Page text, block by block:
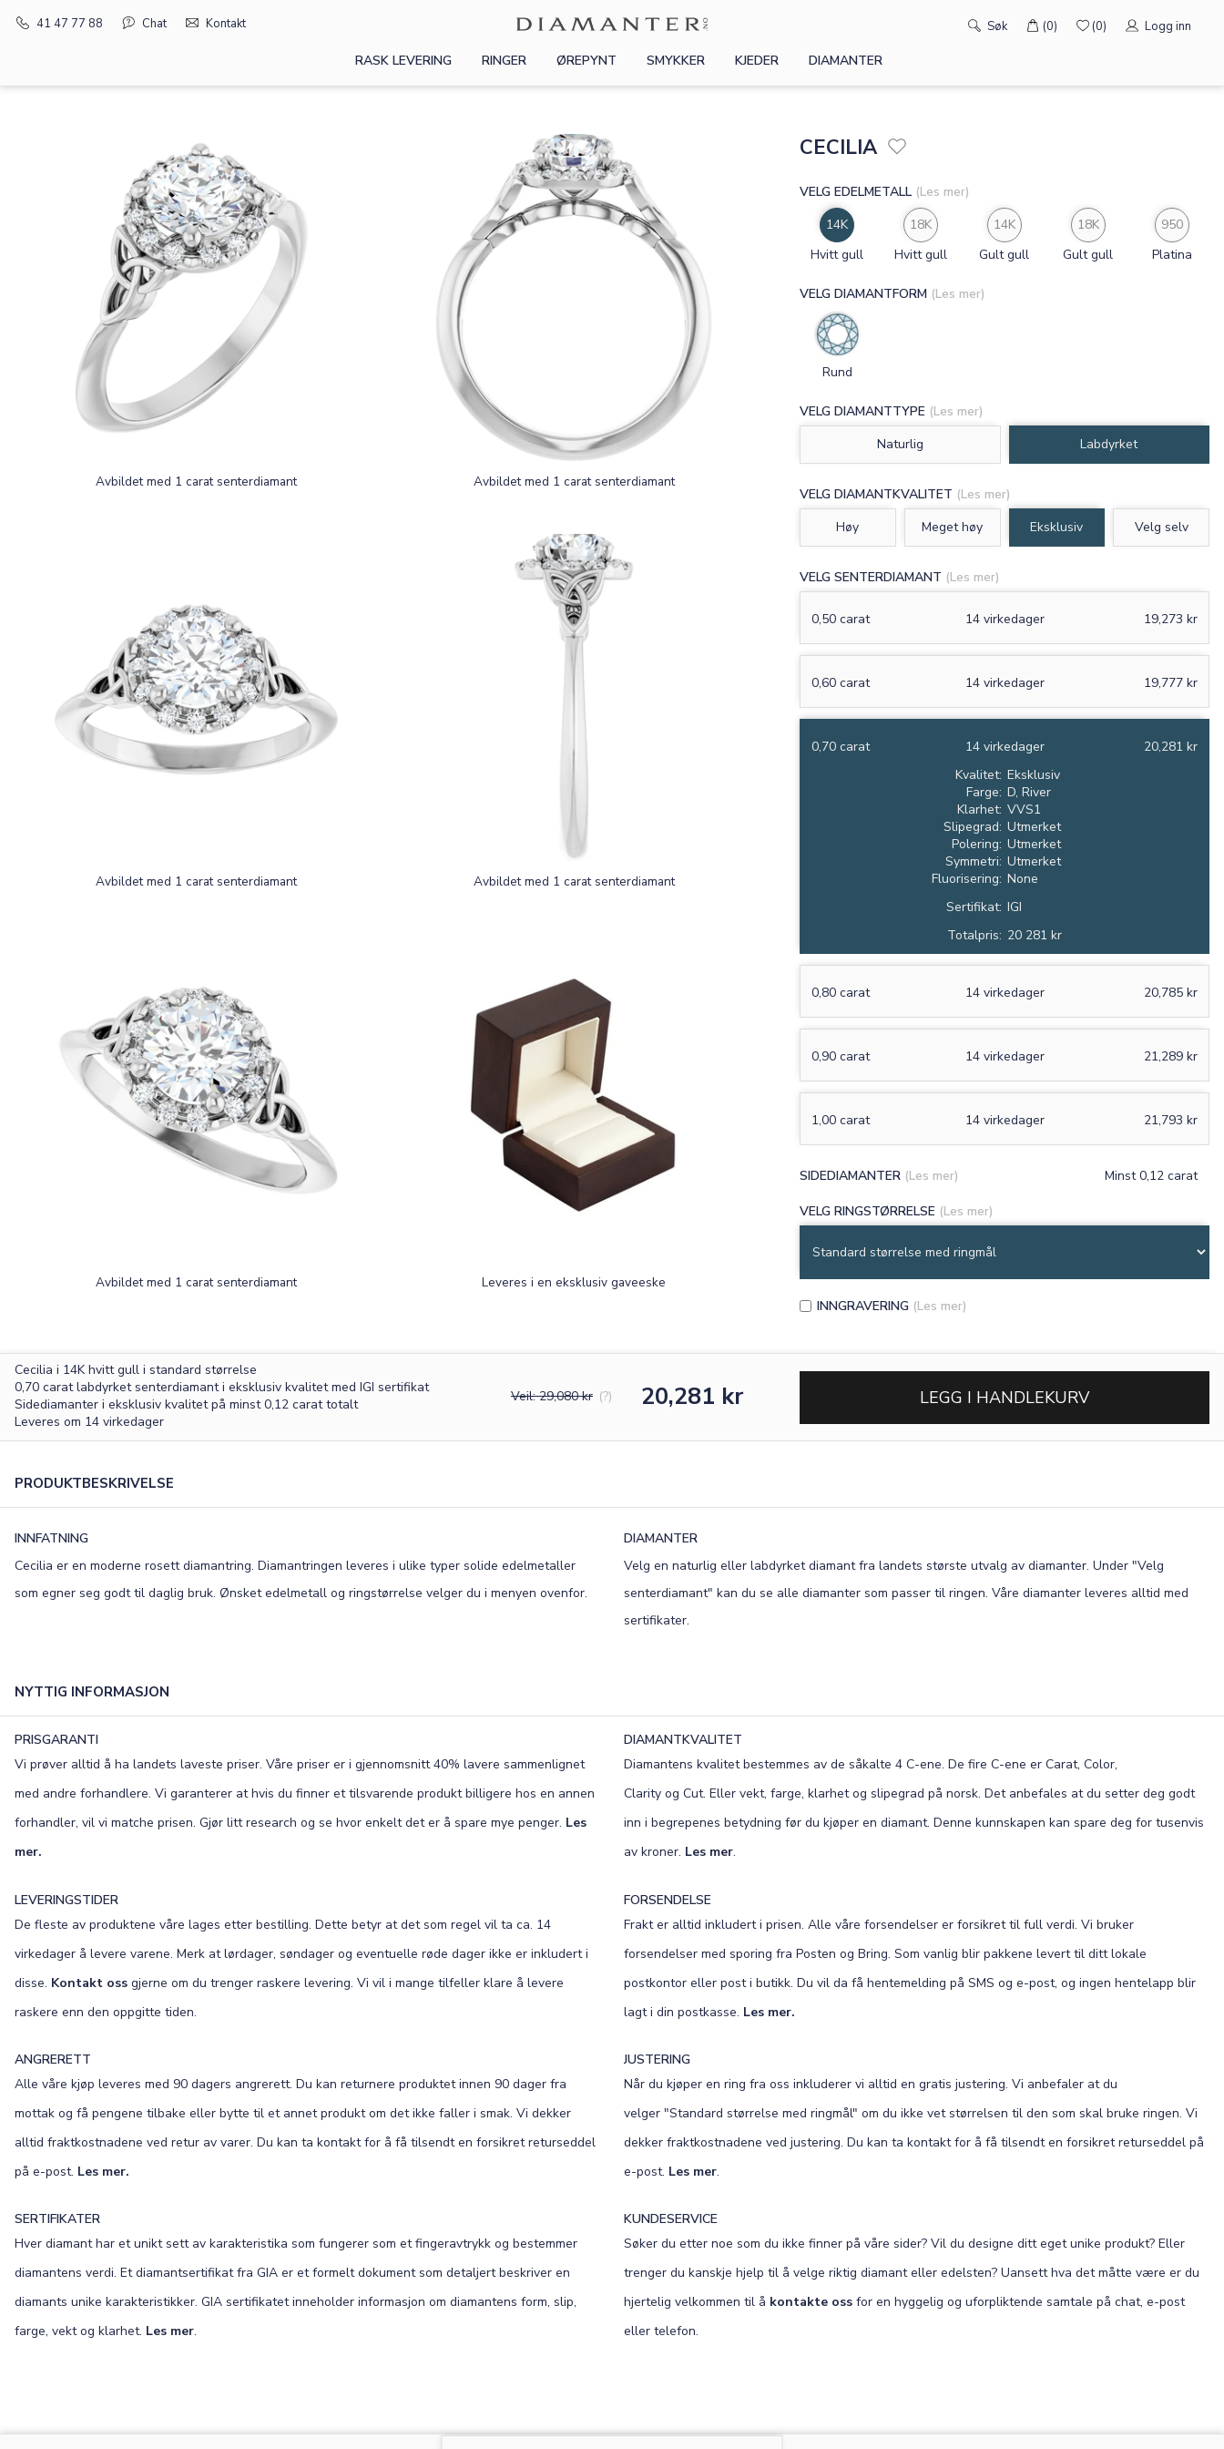
×
×
×
0/15
41 47 77 88 Chat Kontakt Søk (0) (0) Logg inn
RASK LEVERING RINGER ØREPYNT SMYKKER KJEDER DIAMANTER
Avbildet med 1 carat senterdiamant Avbildet med 1 carat senterdiamant
Avbildet med 1 carat senterdiamant Avbildet med 1 carat senterdiamant
Avbildet med 1 carat senterdiamant Leveres i en eksklusiv gaveeske
CECILIA
VELG DIAMANTTYPE (Les mer)
Naturlig
Labdyrket
VELG DIAMANTKVALITET (Les mer)
Høy
Meget høy Eksklusiv Velg selv
VELG SENTERDIAMANT (Les mer)
0,50 carat 19,273 kr
14 virkedager
0,60 carat 19,777 kr
14 virkedager
0,70 carat 20,281 kr
14 virkedager
Kvalitet: Eksklusiv
Farge: D, River
Klarhet: VVS1
Slipegrad: Utmerket
Polering: Utmerket
Symmetri: Utmerket
Fluorisering: None
Sertifikat: IGI
Totalpris: 20 281 kr
0,80 carat 20,785 kr
14 virkedager
0,90 carat 21,289 kr
14 virkedager
1,00 carat 21,793 kr
14 virkedager
VELG EDELMETALL (Les mer)
14K
Hvitt gull
18K
Hvitt gull
14K
Gult gull
18K
Gult gull
950
Platina
VELG DIAMANTFORM (Les mer)
Rund
SIDEDIAMANTER (Les mer) Minst 0,12 carat
VELG RINGSTØRRELSE (Les mer)
INNGRAVERING (Les mer)
Cecilia i 14K hvitt gull i standard størrelse
0,70 carat labdyrket senterdiamant i eksklusiv kvalitet med IGI sertifikat
Sidediamanter i eksklusiv kvalitet på minst 0,12 carat totalt
Leveres om 14 virkedager
Veil: 29,080 kr (?) 20,281 kr LEGG I HANDLEKURV
PRODUKTBESKRIVELSE
INNFATNING
Cecilia er en moderne rosett diamantring. Diamantringen leveres i ulike typer solide edelmetaller
som egner seg godt til daglig bruk. Ønsket edelmetall og ringstørrelse velger du i menyen ovenfor.
DIAMANTER
Velg en naturlig eller labdyrket diamant fra landets største utvalg av diamanter. Under "Velg
senterdiamant" kan du se alle diamanter som passer til ringen. Våre diamanter leveres alltid med
sertifikater.
NYTTIG INFORMASJON
PRISGARANTI
Vi prøver alltid å ha landets laveste priser. Våre priser er i gjennomsnitt 40% lavere sammenlignet
med andre forhandlere. Vi garanterer at hvis du finner et tilsvarende produkt billigere hos en annen
forhandler, vil vi matche prisen. Gjør litt research og se hvor enkelt det er å spare mye penger. Les
mer.
DIAMANTKVALITET
Diamantens kvalitet bestemmes av de såkalte 4 C-ene. De fire C-ene er Carat, Color,
Clarity og Cut. Eller vekt, farge, klarhet og slipegrad på norsk. Det anbefales at du setter deg godt
inn i begrepenes betydning før du kjøper en diamant. Denne kunnskapen kan spare deg for tusenvis
av kroner. Les mer.
LEVERINGSTIDER
De fleste av produktene våre lages etter bestilling. Dette betyr at det som regel vil ta ca. 14
virkedager å levere varene. Merk at lørdager, søndager og eventuelle røde dager ikke er inkludert i
disse. Kontakt oss gjerne om du trenger raskere levering. Vi vil i mange tilfeller klare å levere
raskere enn den oppgitte tiden.
FORSENDELSE
Frakt er alltid inkludert i prisen. Alle våre forsendelser er forsikret til full verdi. Vi bruker
forsendelser med sporing fra Posten og Bring. Som vanlig blir pakkene levert til ditt lokale
postkontor eller post i butikk. Du vil da få hentemelding på SMS og e-post, og ingen hentelapp blir
lagt i din postkasse. Les mer.
ANGRERETT
Alle våre kjøp leveres med 90 dagers angrerett. Du kan returnere produktet innen 90 dager fra
mottak og få pengene tilbake eller bytte til et annet produkt om det ikke faller i smak. Vi dekker
alltid fraktkostnadene ved retur av varer. Du kan ta kontakt for å få tilsendt en forsikret returseddel
på e-post. Les mer.
JUSTERING
Når du kjøper en ring fra oss inkluderer vi alltid en gratis justering. Vi anbefaler at du
velger "Standard størrelse med ringmål" om du ikke vet størrelsen til den som skal bruke ringen. Vi
dekker fraktkostnadene ved justering. Du kan ta kontakt for å få tilsendt en forsikret returseddel på
e-post. Les mer.
SERTIFIKATER
Hver diamant har et unikt sett av karakteristika som fungerer som et fingeravtrykk og bestemmer
diamantens verdi. Et diamantsertifikat fra GIA er et formelt dokument som detaljert beskriver en
diamants unike karakteristikker. GIA sertifikatet inneholder informasjon om diamantens form, slip,
farge, vekt og klarhet. Les mer.
KUNDESERVICE
Søker du etter noe som du ikke finner på våre sider? Vil du designe ditt eget unike produkt? Eller
trenger du kanskje hjelp til å velge riktig diamant eller edelsten? Uansett hva det måtte være er du
hjertelig velkommen til å kontakte oss for en hyggelig og uforpliktende samtale på chat, e-post
eller telefon.